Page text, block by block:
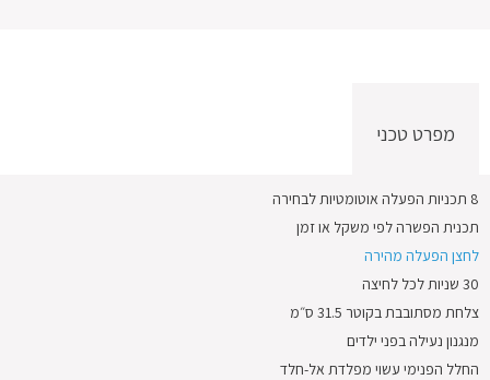
מפרט טכני
8 תכניות הפעלה אוטומטיות לבחירה
תכנית הפשרה לפי משקל או זמן
לחצן הפעלה מהירה
30 שניות לכל לחיצה
צלחת מסתובבת בקוטר 31.5 ס״מ
מנגנון נעילה בפני ילדים
החלל הפנימי עשוי מפלדת אל-חלד